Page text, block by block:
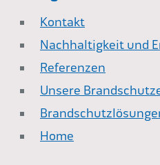
Kontakt
Nachhaltigkeit und
Referenzen
Unsere
Home